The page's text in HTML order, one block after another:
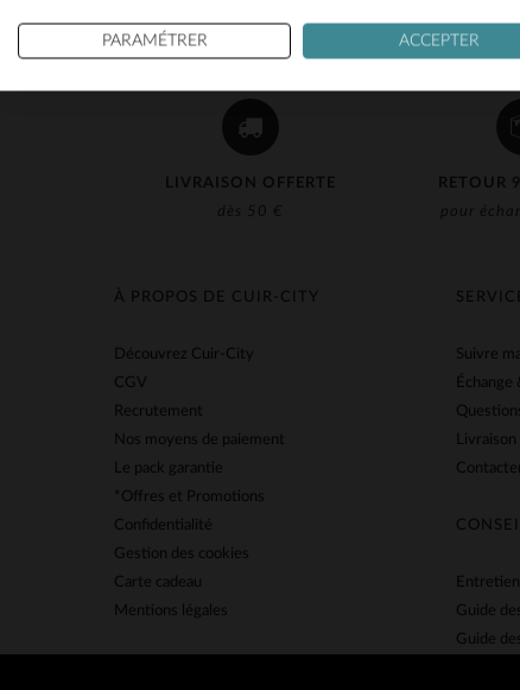
LIVRAISON OFFERTE
dès 50 €
RETOUR
pour
Suivre
Guide
Guide
À PROPOS DE CUIR-CITY
Découvrez Cuir-City
CGV
Recrutement
Nos moyens de paiement
Le pack garantie
*Offres et Promotions
Confidentialité
Gestion des cookies
Carte cadeau
Mentions légales
PARAMÉTRER ACCEPTER